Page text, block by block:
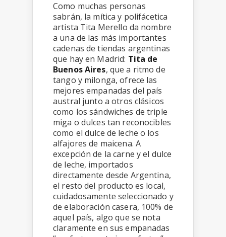
Como muchas personas
sabrán, la mítica y polifácetica
artista Tita Merello da nombre
a una de las más importantes
cadenas de tiendas argentinas
que hay en Madrid: Tita de
Buenos Aires, que a ritmo de
tango y milonga, ofrece las
mejores empanadas del país
austral junto a otros clásicos
como los sándwiches de triple
miga o dulces tan reconocibles
como el dulce de leche o los
alfajores de maicena. A
excepción de la carne y el dulce
de leche, importados
directamente desde Argentina,
el resto del producto es local,
cuidadosamente seleccionado y
de elaboración casera, 100% de
aquel país, algo que se nota
claramente en sus empanadas